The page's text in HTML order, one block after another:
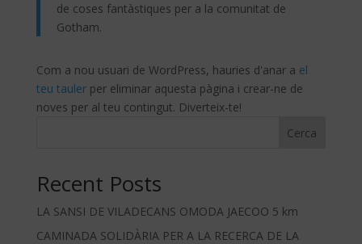
de coses fantàstiques per a la comunitat de
Gotham.
Com a nou usuari de WordPress, hauries d'anar a el
teu taulerper eliminar aquesta pàgina i crear-ne de
noves per al teu contingut. Diverteix-te!
Cerca
Recent Posts
LA SANSI DE VILADECANS OMODA JAECOO 5 km
CAMINADA SOLIDÀRIA PER A LA RECERCA DE LA